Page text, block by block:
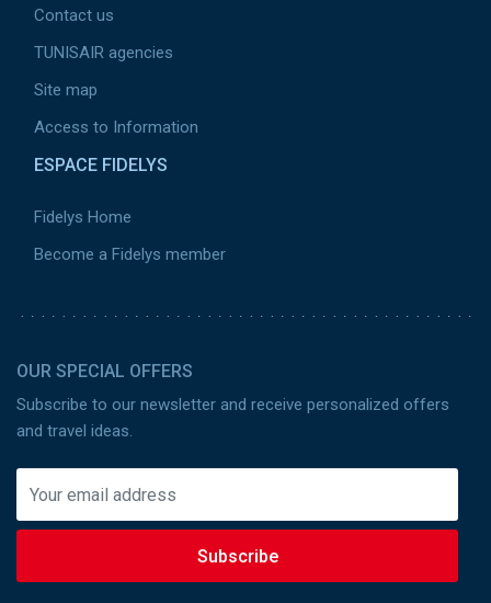
Contact us
TUNISAIR agencies
Site map
Access to Information
ESPACE FIDELYS
Fidelys Home
Become a Fidelys member
OUR SPECIAL OFFERS
Subscribe to our newsletter and receive personalized offers
and travel ideas.
Subscribe